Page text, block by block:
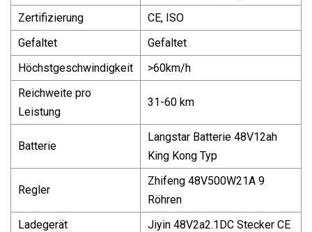
Zertifizierung
CE, ISO
Gefaltet
Gefaltet
Höchstgeschwindigkeit
>60km/h
Reichweite pro
Leistung
31-60 km
Batterie
Langstar Batterie 48V12ah
King Kong Typ
Regler
Zhifeng 48V500W21A 9
Röhren
Ladegerät
Jiyin 48V2a2.1DC Stecker CE